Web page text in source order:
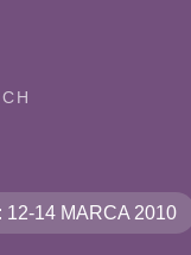
12-14 MARCA 2010